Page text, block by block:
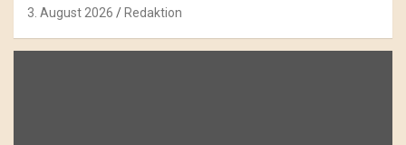
3. August 2026 Redaktion